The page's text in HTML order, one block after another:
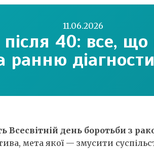
11.06.2026
40: все,
ранню
Всесвітній день боротьби з
мета якої — змусити